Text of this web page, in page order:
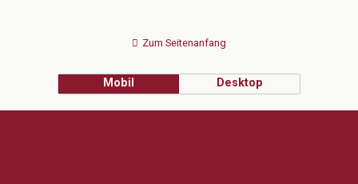
Zum Seitenanfang
Mobil Desktop